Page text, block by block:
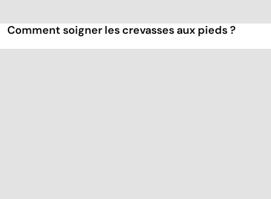
Comment soigner les crevasses aux pieds ?